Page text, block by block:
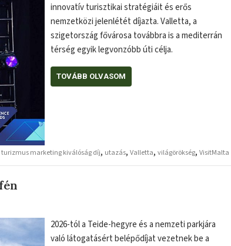
innovatív turisztikai stratégiáit és erős
nemzetközi jelenlétét díjazta. Valletta, a
szigetország fővárosa továbbra is a mediterrán
térség egyik legvonzóbb úti célja.
TOVÁBB OLVASOM
turizmus marketing kiválóság díj, utazás, Valletta, világörökség, VisitMalta
2026-tól a Teide-hegyre és a nemzeti parkjára
való látogatásért belépődíjat vezetnek be a